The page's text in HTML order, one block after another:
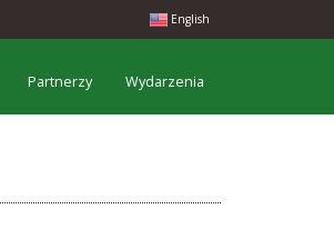
English
Partnerzy Wydarzenia